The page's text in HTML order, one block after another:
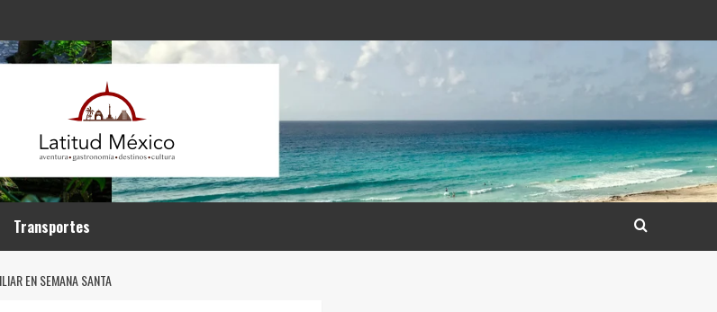
Transportes
EN SEMANA SANTA